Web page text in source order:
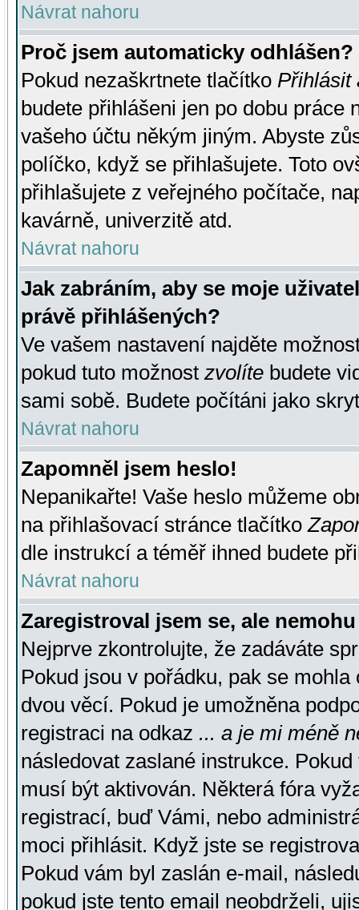
Návrat nahoru
Proč jsem automaticky odhlášen?
Pokud nezaškrtnete tlačítko Přihlásit
budete přihlášeni jen po dobu práce
vašeho účtu někým jiným. Abyste
políčko, když se přihlašujete. Toto
přihlašujete z veřejného počítače,
kavárně, univerzitě atd.
Návrat nahoru
Jak zabráním, aby se moje
právě přihlášených?
Ve vašem nastavení najděte
pokud tuto možnost zvolíte budete
sami sobě. Budete počítáni jako
Návrat nahoru
Zapomněl jsem heslo!
Nepanikařte! Vaše heslo můžeme
na přihlašovací stránce tlačítko
dle instrukcí a téměř ihned budete
Návrat nahoru
Zaregistroval jsem se, ale
Nejprve zkontrolujte, že zadáváte
Pokud jsou v pořádku, pak se
dvou věcí. Pokud je umožněna
registraci na odkaz ... a je mi méně
následovat zaslané instrukce.
musí být aktivován. Některá fóra
registrací, buď Vámi, nebo
moci přihlásit. Když jste se
Pokud vám byl zaslán e-mail,
pokud jste tento email neobdrželi,